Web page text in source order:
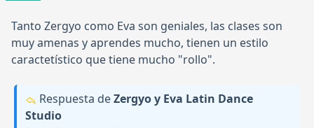
Tanto Zergyo como Eva son geniales, las clases son
muy amenas y aprendes mucho, tienen un estilo
caractetístico que tiene mucho "rollo".
Respuesta deZergyo y Eva Latin Dance
Studio